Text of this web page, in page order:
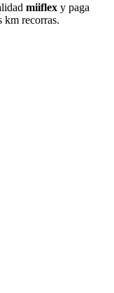
miiflex y paga
km recorras.